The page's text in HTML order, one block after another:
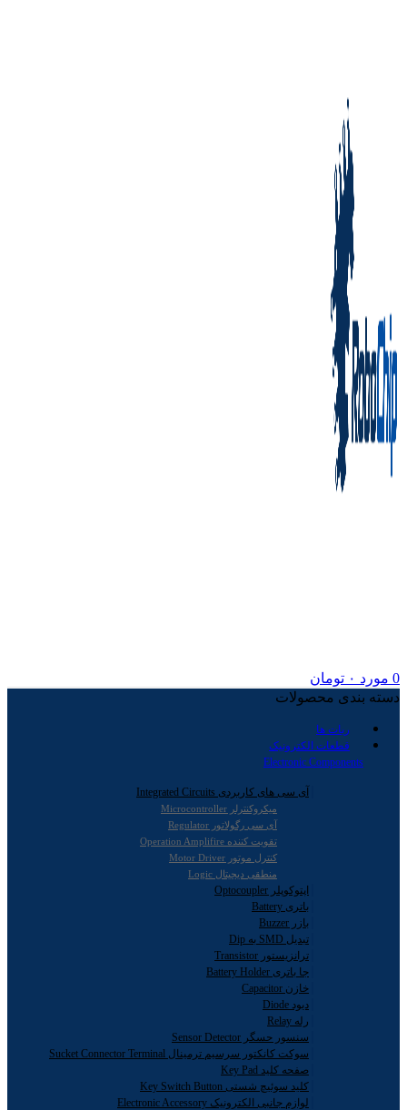
0 مورد ۰ تومان
دسته بندی محصولات
ربات ها
قطعات الکترونیک
Electronic Components
آی سی های کاربردی Integrated Circuits
میکروکنترلر Microcontroller
آی سی رگولاتور Regulator
تقویت کننده Operation Amplifire
کنترل موتور Motor Driver
منطقی دیجیتال Logic
اپتوکوپلر Optocoupler
باتری Battery
بازر Buzzer
تبدیل SMD به Dip
ترانزیستور Transistor
جا باتری Battery Holder
خازن Capacitor
دیود Diode
رله Relay
سنسور حسگر Sensor Detector
سوکت کانکتور سرسیم ترمینال Sucket Connector Terminal
صفحه کلید Key Pad
کلید سوئیچ شستی Key Switch Button
لوازم جانبی الکترونیک Electronic Accessory